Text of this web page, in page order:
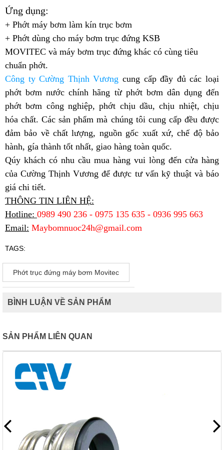
Ứng dụng:
+ Phớt máy bơm làm kín trục bơm
+ Phớt dùng cho máy bơm trục đứng KSB
MOVITEC và máy bơm trục đứng khác có cùng tiêu
chuẩn phớt.
Công ty Cường Thịnh Vương cung cấp đầy đủ các loại
phớt bơm nước chính hãng từ phớt bơm dân dụng đến
phớt bơm công nghiệp, phớt chịu dầu, chịu nhiệt, chịu
hóa chất. Các sản phẩm mà chúng tôi cung cấp đều được
đảm bảo về chất lượng, nguồn gốc xuất xứ, chế độ bảo
hành, gía thành tốt nhất, giao hàng toàn quốc.
Qúy khách có nhu cầu mua hàng vui lòng đến cửa hàng
củaCường Thịnh Vươngđể được tư vấn kỹ thuật và báo
giá chi tiết.
THÔNG TIN LIÊN HỆ:
Hotline: 0989 490 236 - 0975 135 635 - 0936 995 663
Email: Maybomnuoc24h@gmail.com
TAGS:
Phớt trục đứng máy bơm Movitec
BÌNH LUẬN VỀ SẢN PHẨM
SẢN PHẨM LIÊN QUAN